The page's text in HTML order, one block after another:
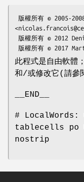
此程式是自由軟體
和/或修改它(請參
__END__
#
tablecells po
nostrip